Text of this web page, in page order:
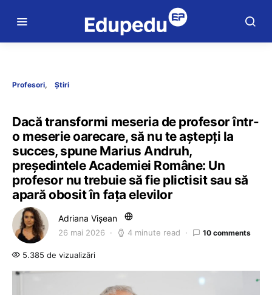
Profesori Știri
Dacă transformi meseria de profesor într-
o meserie oarecare, să nu te aștepți la
succes, spune Marius Andruh,
președintele Academiei Române: Un
profesor nu trebuie să fie plictisit sau să
apară obosit în fața elevilor
Adriana Vișean
26 mai 2026 4 minute read 10 comments
5.385 de vizualizări